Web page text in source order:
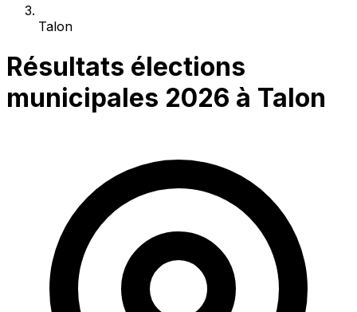
Talon
Résultats élections
municipales 2026 à Talon